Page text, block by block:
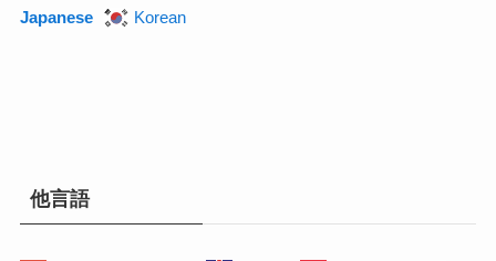
Japanese
Korean
他言語